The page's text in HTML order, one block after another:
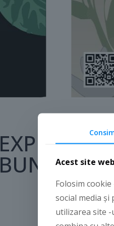
BUNEAcest site
Folosim
social media
utilizarea site